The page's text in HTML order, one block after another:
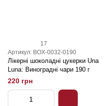
17
Артикул: BOX-0032-0190
Лікерні шоколадні цукерки Una
Luna: Виноградні чари 190 г
220 грн